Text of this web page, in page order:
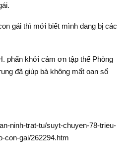
gái thì mới biết mình đang bị các
phấn khởi cảm ơn tập thể Phòng
đã giúp bà không mất oan số
ninh-trat-tu/suyt-chuyen-78-trieu-
con-gai/262294.htm